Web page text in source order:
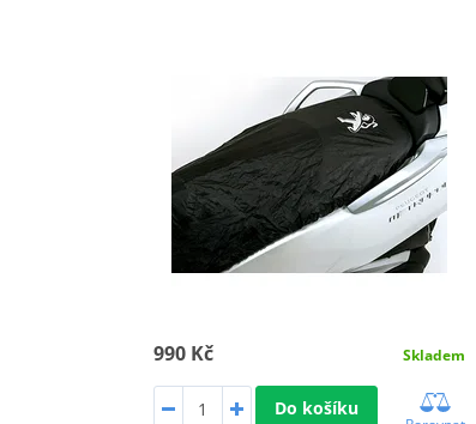
990 Kč Skladem
Do košíku